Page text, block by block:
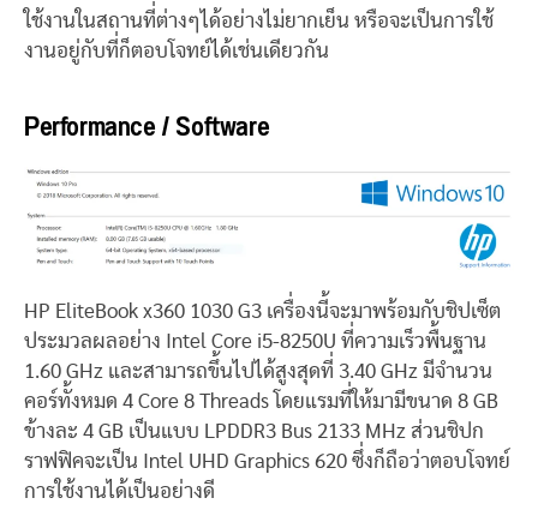
ใช้งานในสถานที่ต่างๆได้อย่างไม่ยากเย็น หรือจะเป็นการใช้
งานอยู่กับที่ก็ตอบโจทย์ได้เช่นเดียวกัน
Performance / Software
HP EliteBook x360 1030 G3 เครื่องนี้จะมาพร้อมกับชิปเซ็ต
ประมวลผลอย่าง Intel Core i5-8250U ที่ความเร็วพื้นฐาน
1.60 GHz และสามารถขึ้นไปได้สูงสุดที่ 3.40 GHz มีจำนวน
คอร์ทั้งหมด 4 Core 8 Threads โดยแรมที่ให้มามีขนาด 8 GB
ข้างละ 4 GB เป็นแบบ LPDDR3 Bus 2133 MHz ส่วนชิปก
ราฟฟิคจะเป็น Intel UHD Graphics 620 ซึ่งก็ถือว่าตอบโจทย์
การใช้งานได้เป็นอย่างดี